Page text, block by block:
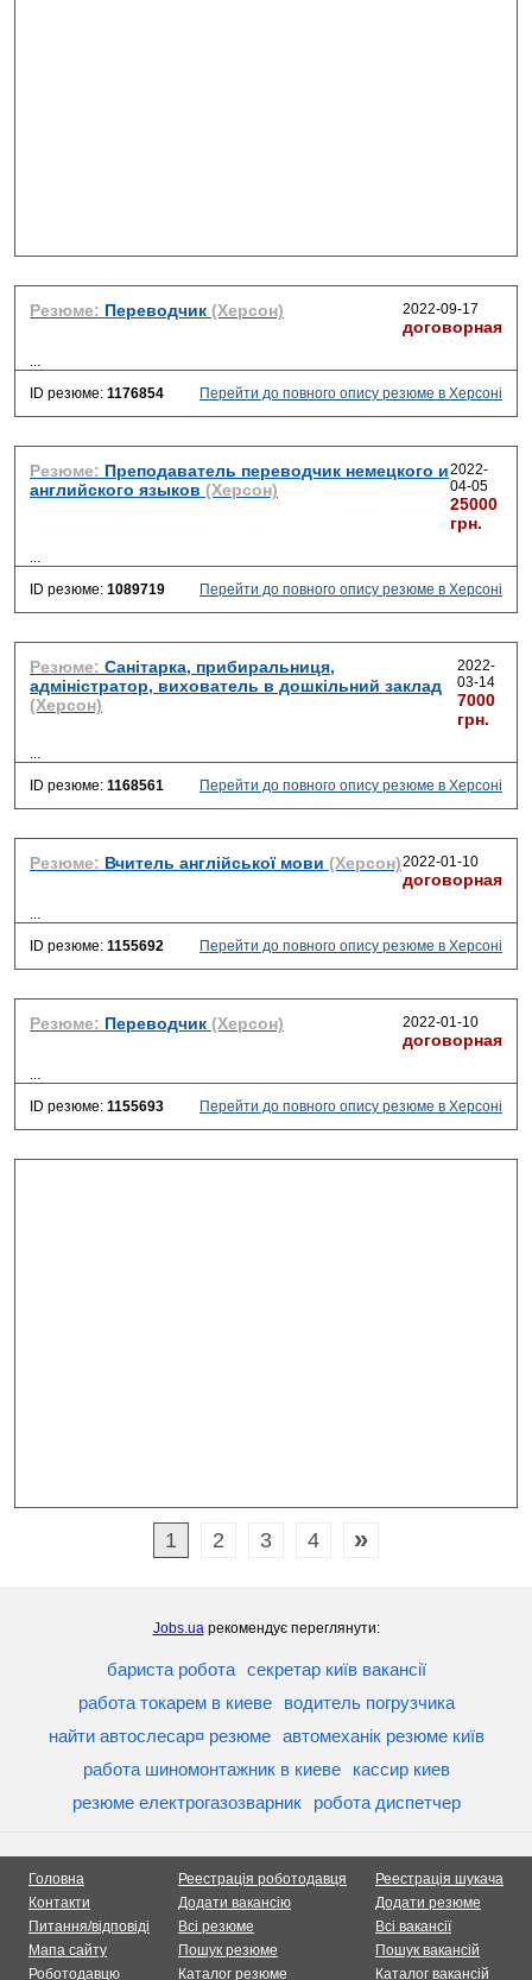
Резюме: Переводчик (Херсон) 2022-09-17
договорная
...
ID резюме: 1176854 Перейти до повного опису резюме в Херсоні
Резюме: Преподаватель переводчик немецкого и
английского языков (Херсон)
2022-
04-05
25000
грн.
...
ID резюме: 1089719 Перейти до повного опису резюме в Херсоні
Резюме: Санітарка, прибиральниця,
адміністратор, вихователь в дошкільний заклад
(Херсон)
2022-
03-14
7000
грн.
...
ID резюме: 1168561 Перейти до повного опису резюме в Херсоні
Резюме: Вчитель англійської мови (Херсон)2022-01-10
договорная
...
ID резюме: 1155692 Перейти до повного опису резюме в Херсоні
Резюме: Переводчик (Херсон) 2022-01-10
договорная
...
ID резюме: 1155693 Перейти до повного опису резюме в Херсоні
1 2 3 4 »
Jobs.uaрекомендує переглянути:
бариста робота
секретар київ вакансії
работа токарем в киеве
водитель погрузчика
найти автослесар¤ резюме
автомеханік резюме київ
работа шиномонтажник в киеве
кассир киев
резюме електрогазозварник
робота диспетчер
Головна
Контакти
Питання/відповіді
Мапа сайту
Роботодавцю
Реестрація роботодавця
Додати вакансію
Всі резюме
Пошук резюме
Каталог резюме
Реестрація шукача
Додати резюме
Всі вакансії
Пошук вакансій
Каталог вакансій